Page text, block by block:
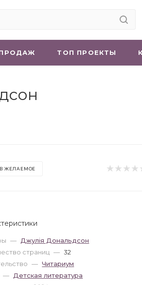
ТОП ПРОЕКТЫ
В ЖЕЛАЕМОЕ
— Джулія Дональдсон
страниц — 32
— Читариум
— Детская литература